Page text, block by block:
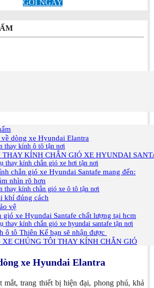
GỌI NGAY
dòng xe Hyundai Elantra
thay kính ô tô tận nơi
THAY KÍNH CHẮN GIÓ XE HYUNDAI
thay kính chắn gió xe hơi tận nơi
chắn gió xe Hyundai Santafe mang đến:
nhìn rõ hơn
thay kính chắn gió xe ô tô tận nơi
khí đúng cách
vệ
gió xe Hyundai Santafe chất lượng tại hcm
thay kính chắn gió xe hyundai santafe tận nơi
ô tô Thiên Kế bạn sẽ nhận được
XE CHÚNG TÔI THAY KÍNH CHẮN GIÓ
xe Hyundai Elantra
mắt, trang thiết bị hiện đại, phong phú, khả